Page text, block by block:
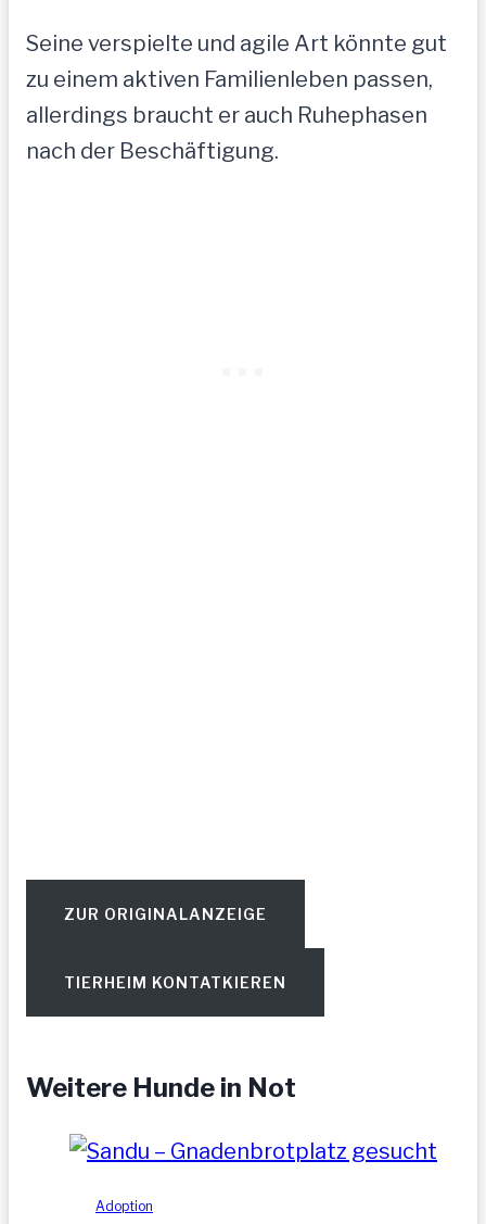
Seine verspielte und agile Art könnte gut
zu einem aktiven Familienleben passen,
allerdings braucht er auch Ruhephasen
nach der Beschäftigung.
ZUR ORIGINALANZEIGE
TIERHEIM KONTATKIEREN
Weitere Hunde in Not
Adoption